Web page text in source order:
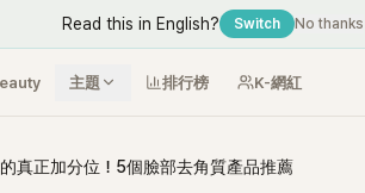
Read this in English? Switch No thanks
主題 排行榜 K-網紅
真正加分位！5個臉部去角質產品推薦